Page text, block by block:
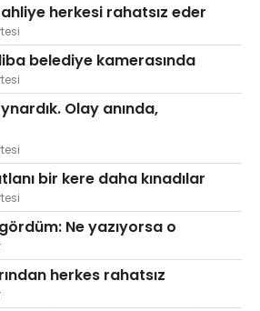
herkesi rahatsız eder
belediye kamerasında
Olay anında,
bir kere daha kınadılar
Ne yazıyorsa o
herkes rahatsız